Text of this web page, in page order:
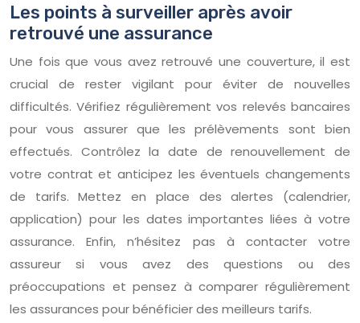
Les points à surveiller après avoir
retrouvé une assurance
Une fois que vous avez retrouvé une couverture, il est
crucial de rester vigilant pour éviter de nouvelles
difficultés. Vérifiez régulièrement vos relevés bancaires
pour vous assurer que les prélèvements sont bien
effectués. Contrôlez la date de renouvellement de
votre contrat et anticipez les éventuels changements
de tarifs. Mettez en place des alertes (calendrier,
application) pour les dates importantes liées à votre
assurance. Enfin, n’hésitez pas à contacter votre
assureur si vous avez des questions ou des
préoccupations et pensez à comparer régulièrement
les assurances pour bénéficier des meilleurs tarifs.